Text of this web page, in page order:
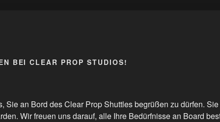
BEI CLEAR PROP STUDIOS!
Sie an Bord des Clear Prop Shuttles begrüßen zu dürfen.
Wir freuen uns darauf, alle Ihre Bedürfnisse an Board